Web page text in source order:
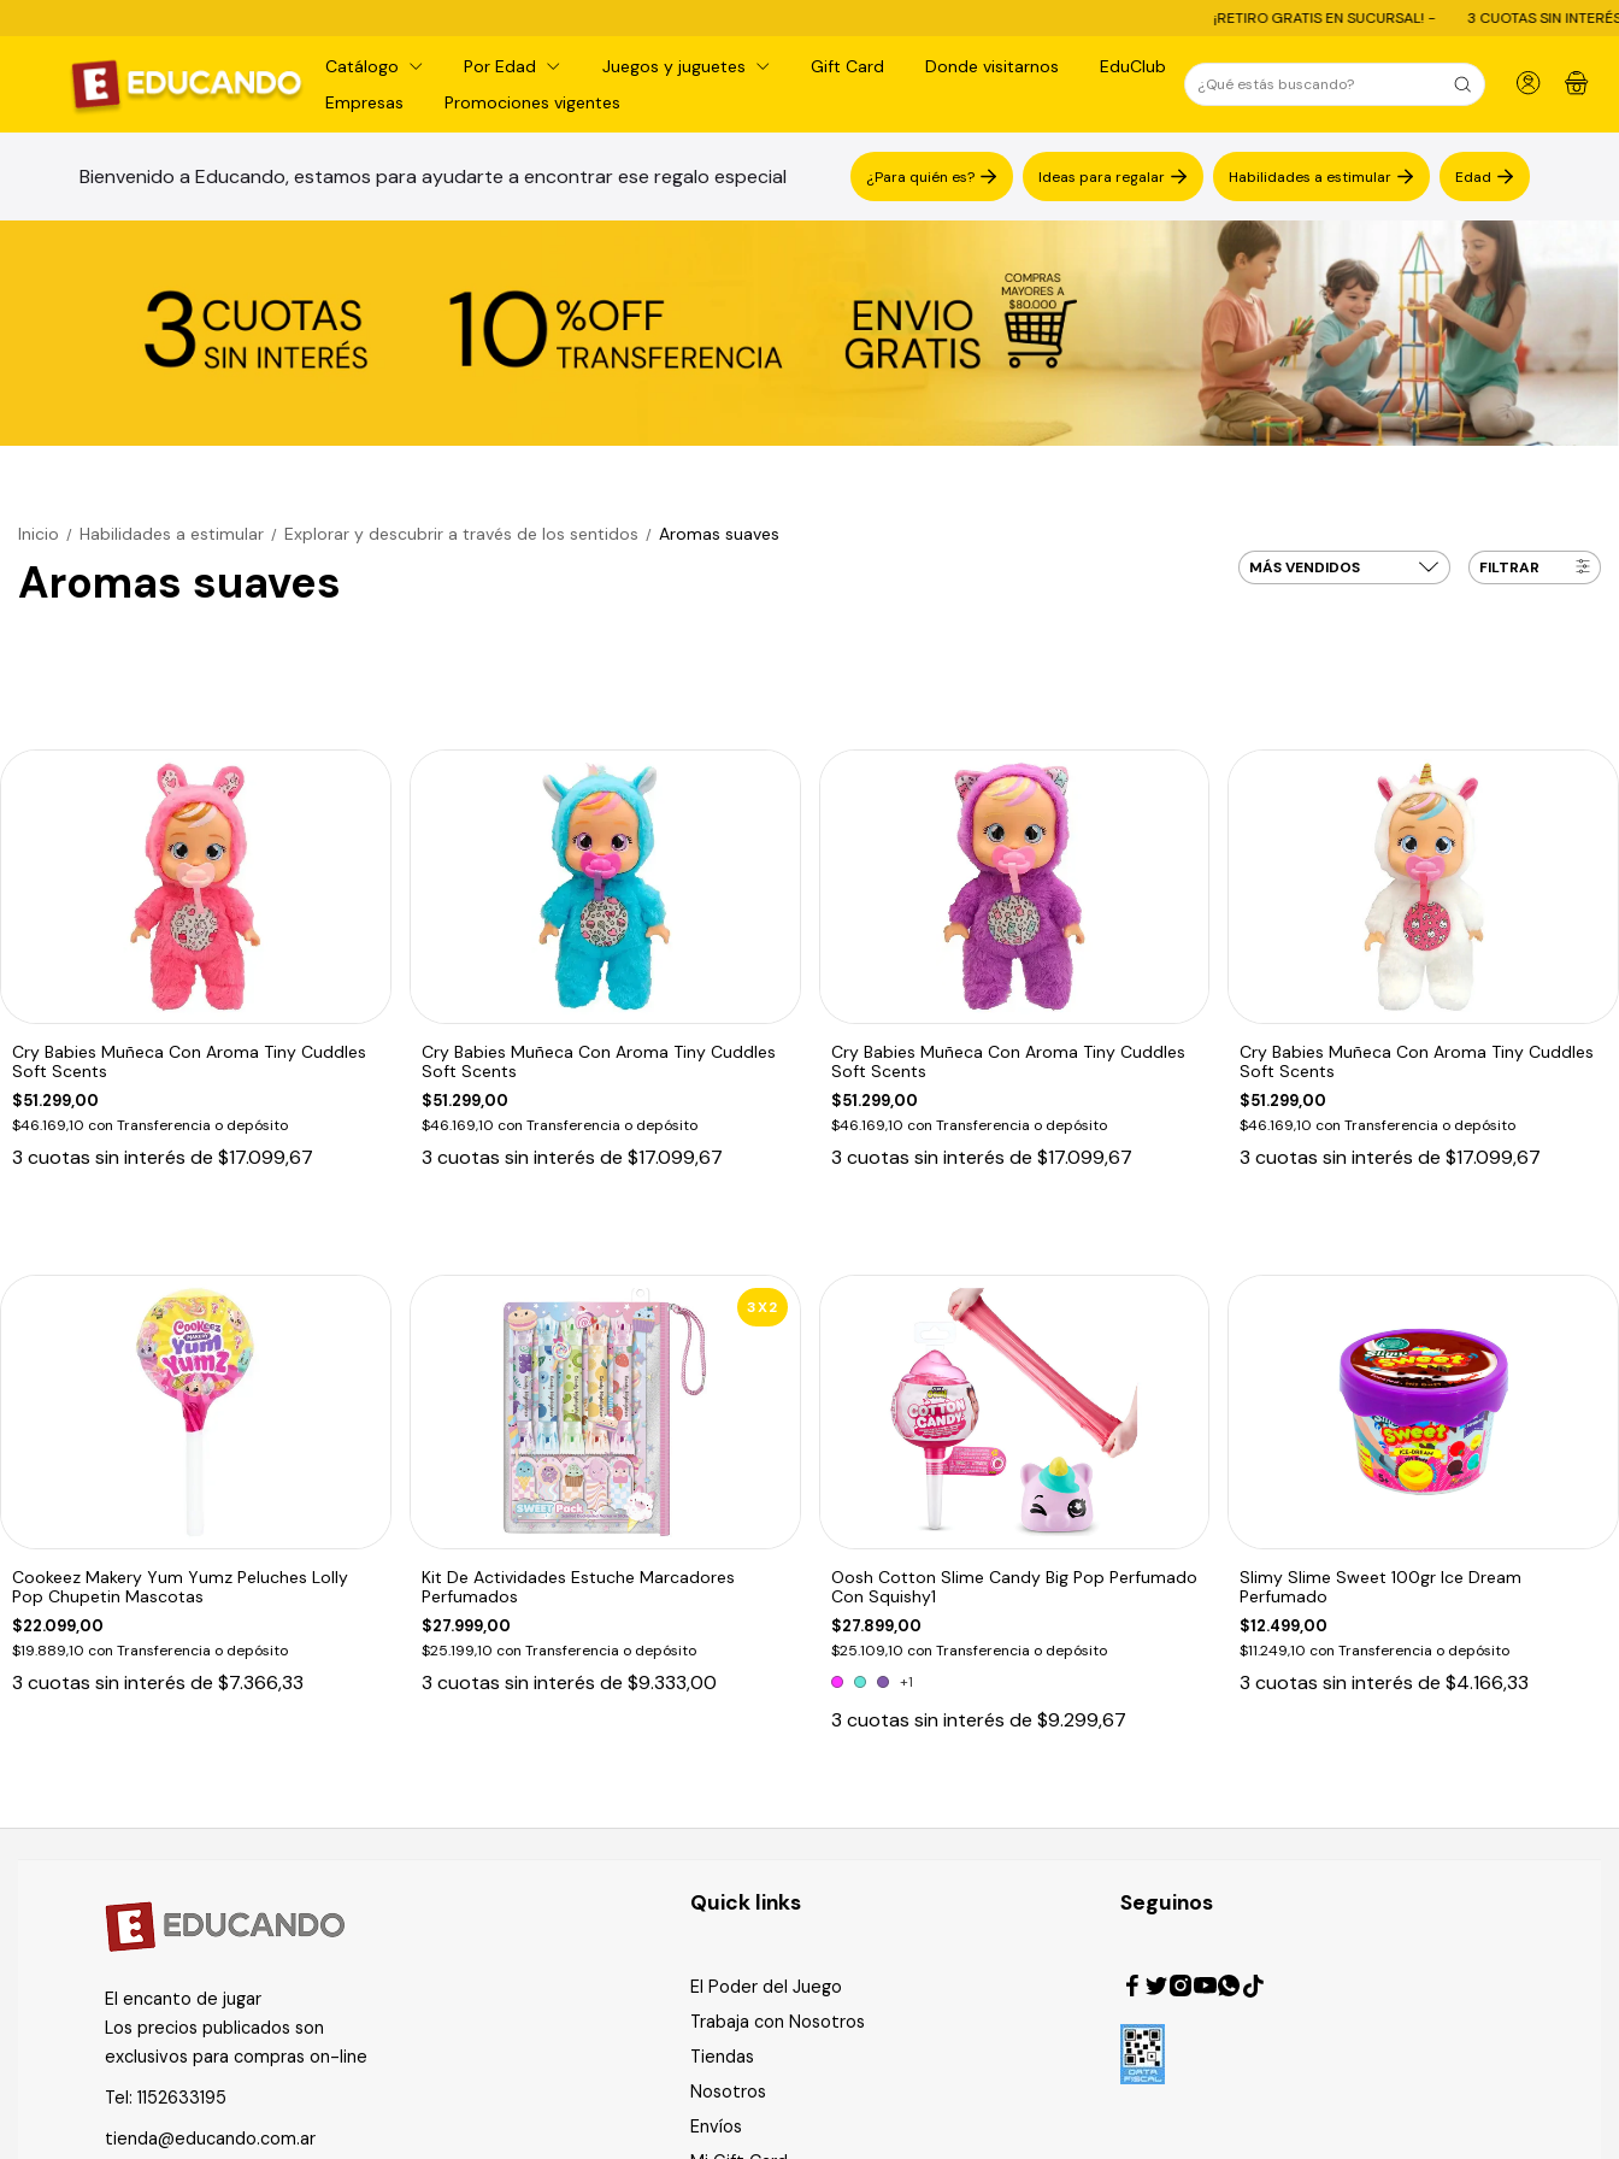
¡RETIRO GRATIS EN SUCURSAL! - 3 CUOTAS SIN INTERÉS -
Catálogo Por Edad Juegos y juguetes Gift Card Donde visitarnos
EduClub
Empresas
Promociones vigentes
0
Bienvenido a Educando, estamos para ayudarte a encontrar ese regalo especial ¿Para quién es? Ideas para regalar Habilidades a estimular Edad
Inicio / Habilidades a estimular / Explorar y descubrir a través de los sentidos / Aromas suaves
Aromas suaves FILTRAR
Cry Babies Muñeca Con Aroma Tiny Cuddles
Soft Scents
$51.299,00
$46.169,10 con Transferencia o depósito
3 cuotas sin interés de $17.099,67
Cry Babies Muñeca Con Aroma Tiny Cuddles
Soft Scents
$51.299,00
$46.169,10 con Transferencia o depósito
3 cuotas sin interés de $17.099,67
Cry Babies Muñeca Con Aroma Tiny Cuddles
Soft Scents
$51.299,00
$46.169,10 con Transferencia o depósito
3 cuotas sin interés de $17.099,67
Cry Babies Muñeca Con Aroma Tiny Cuddles
Soft Scents
$51.299,00
$46.169,10 con Transferencia o depósito
3 cuotas sin interés de$17.099,67
Cookeez Makery Yum Yumz Peluches Lolly
Pop Chupetin Mascotas
$22.099,00
$19.889,10 con Transferencia o depósito
3 cuotas sin interés de $7.366,33
3X2
Kit De Actividades Estuche Marcadores
Perfumados
$27.999,00
$25.199,10 con Transferencia o depósito
3 cuotas sin interés de $9.333,00
Oosh Cotton Slime Candy Big Pop Perfumado
Con Squishy1
$27.899,00
$25.109,10 con Transferencia o depósito
+1
3 cuotas sin interés de $9.299,67
Slimy Slime Sweet 100gr Ice Dream
Perfumado
$12.499,00
$11.249,10 con Transferencia o depósito
3 cuotas sin interés de$4.166,33
El encanto de jugar
Los precios publicados son
exclusivos para compras on-line
Tel: 1152633195
tienda@educando.com.ar
Quick links
El Poder del Juego
Trabaja con Nosotros
Tiendas
Nosotros
Envíos
Seguinos